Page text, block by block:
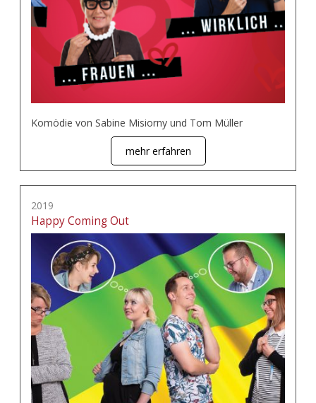
Komödie von Sabine Misiorny und Tom Müller
mehr erfahren
2019
Happy Coming Out